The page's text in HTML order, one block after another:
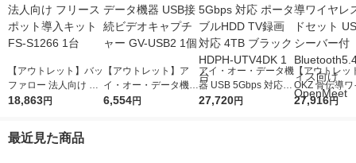
【アウトレット】バッ
ファロー 法人向け フ
リースポット導入キッ
18,863円
【アウトレット】ア
イ・オー・データ機器
USB接続ビデオキャ
6,554円
アイ・オー・データ機
器 USB 5Gbps 対応
ポータブルHDD TV録
27,720円
【アウトレッ
OKZ 骨伝導
スヘッドセッ
27,916円
最近見た商品